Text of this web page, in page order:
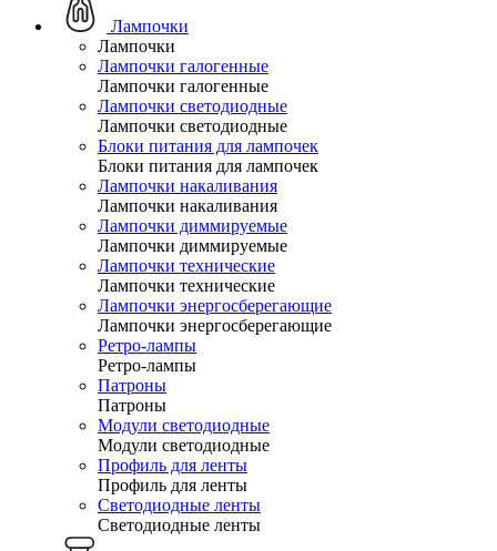
Лампочки
Лампочки
Лампочки галогенные
Лампочки галогенные
Лампочки светодиодные
Лампочки светодиодные
Блоки питания для лампочек
Блоки питания для лампочек
Лампочки накаливания
Лампочки накаливания
Лампочки диммируемые
Лампочки диммируемые
Лампочки технические
Лампочки технические
Лампочки энергосберегающие
Лампочки энергосберегающие
Ретро-лампы
Ретро-лампы
Патроны
Патроны
Модули светодиодные
Модули светодиодные
Профиль для ленты
Профиль для ленты
Светодиодные ленты
Светодиодные ленты